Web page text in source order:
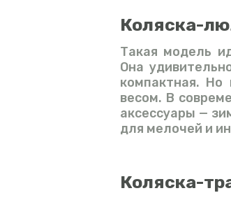
Коляска-
Такая модель
Она
компактная. Но
весом. В
аксессуары —
для мелочей и
Коляска-